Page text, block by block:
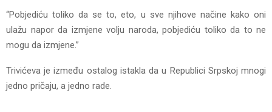
“Pobjediću toliko da se to, eto, u sve njihove načine kako oni
ulažu napor da izmjene volju naroda, pobjediću toliko da to ne
mogu da izmjene.”
Trivićeva je između ostalog istakla da u Republici Srpskoj mnogi
jedno pričaju, a jedno rade.